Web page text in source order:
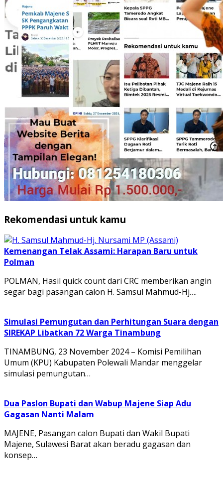
Rekomendasi untuk kamu
Kemenangan Telak Assami: Harapan Baru untuk
Polman
POLMAN, Hasil quick count dari CRC memberikan angin
segar bagi pasangan calon H. Samsul Mahmud-Hj….
Simulasi Pemungutan dan Perhitungan Suara dengan
SIREKAP Libatkan 72 Warga Tinambung
TINAMBUNG, 23 November 2024 – Komisi Pemilihan
Umum (KPU) Kabupaten Polewali Mandar menggelar
simulasi pemungutan…
Dua Paslon Bupati dan Wabup Majene Siap Adu
Gagasan Nanti Malam
MAJENE, Pasangan calon Bupati dan Wakil Bupati
Majene, Sulawesi Barat akan beradu gagasan dan
konsep…